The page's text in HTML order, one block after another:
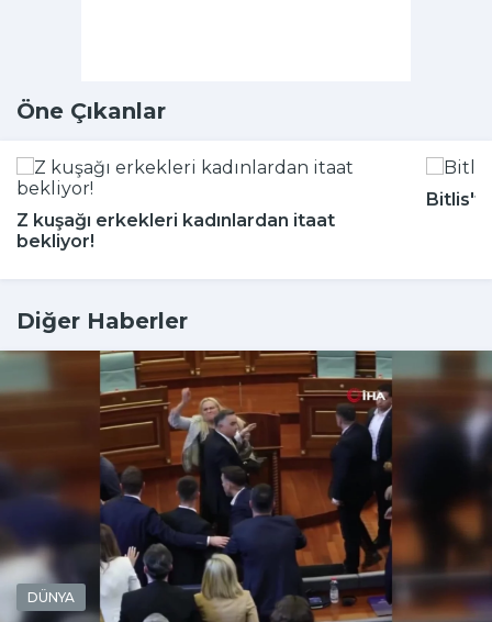
Öne Çıkanlar
Z kuşağı erkekleri kadınlardan itaat
bekliyor!
Diğer Haberler
DÜNYA